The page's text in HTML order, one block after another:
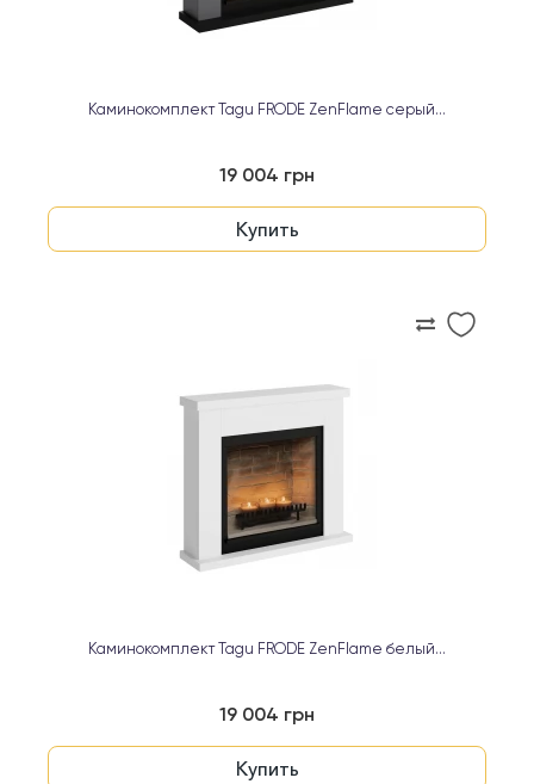
Каминокомплект Tagu FRODE ZenFlame cерый...
19 004 грн
Купить
Каминокомплект Tagu FRODE ZenFlame белый...
19 004 грн
Купить